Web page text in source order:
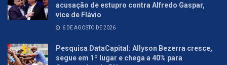
acusação de estupro contra Alfredo Gaspar,
vice de Flávio
6 DE AGOSTO DE 2026
Pesquisa DataCapital: Allyson Bezerra cresce,
segue em 1º lugar e chega a 40% para